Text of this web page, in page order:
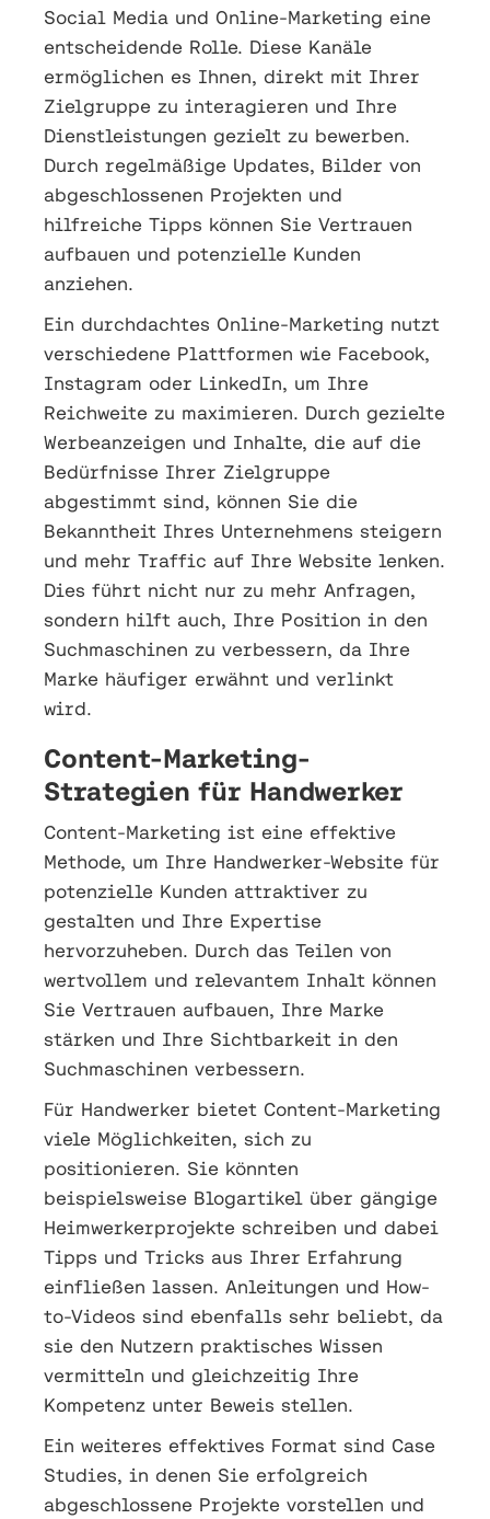
Social Media und Online-Marketing eine
entscheidende Rolle. Diese Kanäle
ermöglichen es Ihnen, direkt mit Ihrer
Zielgruppe zu interagieren und Ihre
Dienstleistungen gezielt zu bewerben.
Durch regelmäßige Updates, Bilder von
abgeschlossenen Projekten und
hilfreiche Tipps können Sie Vertrauen
aufbauen und potenzielle Kunden
anziehen.
Ein durchdachtes Online-Marketing nutzt
verschiedene Plattformen wie Facebook,
Instagram oder LinkedIn, um Ihre
Reichweite zu maximieren. Durch gezielte
Werbeanzeigen und Inhalte, die auf die
Bedürfnisse Ihrer Zielgruppe
abgestimmt sind, können Sie die
Bekanntheit Ihres Unternehmens steigern
und mehr Traffic auf Ihre Website lenken.
Dies führt nicht nur zu mehr Anfragen,
sondern hilft auch, Ihre Position in den
Suchmaschinen zu verbessern, da Ihre
Marke häufiger erwähnt und verlinkt
wird.
Content-Marketing-
Strategien für Handwerker
Content-Marketing ist eine effektive
Methode, um Ihre Handwerker-Website für
potenzielle Kunden attraktiver zu
gestalten und Ihre Expertise
hervorzuheben. Durch das Teilen von
wertvollem und relevantem Inhalt können
Sie Vertrauen aufbauen, Ihre Marke
stärken und Ihre Sichtbarkeit in den
Suchmaschinen verbessern.
Für Handwerker bietet Content-Marketing
viele Möglichkeiten, sich zu
positionieren. Sie könnten
beispielsweise Blogartikel über gängige
Heimwerkerprojekte schreiben und dabei
Tipps und Tricks aus Ihrer Erfahrung
einfließen lassen. Anleitungen und How-
to-Videos sind ebenfalls sehr beliebt, da
sie den Nutzern praktisches Wissen
vermitteln und gleichzeitig Ihre
Kompetenz unter Beweis stellen.
Ein weiteres effektives Format sind Case
Studies, in denen Sie erfolgreich
abgeschlossene Projekte vorstellen und